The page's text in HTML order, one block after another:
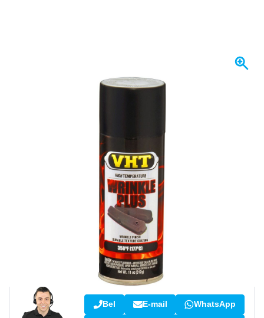
Binnenkort op voorraad
Houd me op de hoogte
vanaf € 50,-
retourneren en ruilen
9,5/10(34.269 reviews)
Vraag over dit product?
Neem contact op met onze specialisten
Bel E-mail WhatsApp